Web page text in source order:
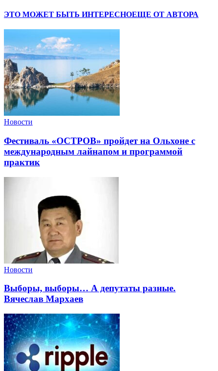
ЭТО МОЖЕТ БЫТЬ ИНТЕРЕСНОЕЩЕ ОТ АВТОРА
Новости
Фестиваль «ОСТРОВ» пройдет на Ольхоне с
международным лайнапом и программой
практик
Новости
Выборы, выборы… А депутаты разные.
Вячеслав Мархаев